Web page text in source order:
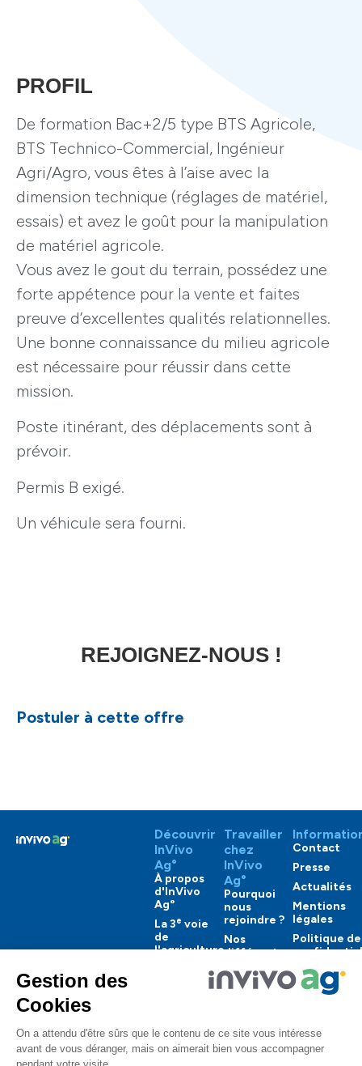
PROFIL
De formation Bac+2/5 type BTS Agricole,
BTS Technico-Commercial, Ingénieur
Agri/Agro, vous êtes à l’aise avec la
dimension technique (réglages de matériel,
essais) et avez le goût pour la manipulation
de matériel agricole.
Vous avez le gout du terrain, possédez une
forte appétence pour la vente et faites
preuve d’excellentes qualités relationnelles.
Une bonne connaissance du milieu agricole
est nécessaire pour réussir dans cette
mission.
Poste itinérant, des déplacements sont à
prévoir.
Permis B exigé.
Un véhicule sera fourni.
REJOIGNEZ-NOUS !
Postuler à cette offre
Découvrir
InVivo
Ag°
À propos
d'InVivo
Ag°
La 3e voie
de
l'agriculture
engagements
Travailler
chez
InVivo
Ag°
Pourquoi
nous
rejoindre ?
Nos
différents
Nos
Contact
Presse
Actualités
Mentions
légales
Politique de
Copyright 2025 InVivo Ag° Corporate. Tous
droits réservés.